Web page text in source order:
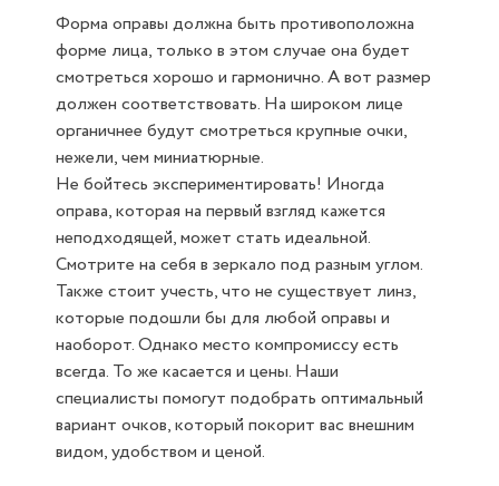
Форма оправы должна быть противоположна
форме лица, только в этом случае она будет
смотреться хорошо и гармонично. А вот размер
должен соответствовать. На широком лице
органичнее будут смотреться крупные очки,
нежели, чем миниатюрные.
Не бойтесь экспериментировать! Иногда
оправа, которая на первый взгляд кажется
неподходящей, может стать идеальной.
Смотрите на себя в зеркало под разным углом.
Также стоит учесть, что не существует линз,
которые подошли бы для любой оправы и
наоборот. Однако место компромиссу есть
всегда. То же касается и цены. Наши
специалисты помогут подобрать оптимальный
вариант очков, который покорит вас внешним
видом, удобством и ценой.